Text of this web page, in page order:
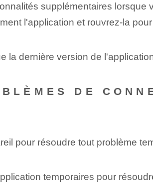
supplémentaires lorsque
l'application et rouvrez-la
la dernière version de
DE
pour résoudre tout problème
temporaires pour